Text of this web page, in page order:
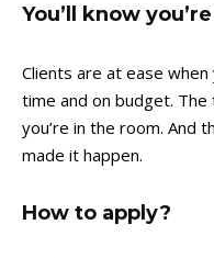
You’ll know
Clients are at ease
time and on budget.
you’re in the room. And
made it happen.
How to apply?